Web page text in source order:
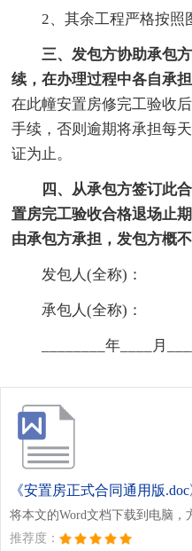
2、其余工程严格按照
三、发包方协助承包
续，在办理过程中各自承担
在此幢安置房修完工验收
手续，否则逾期将承担每
证为止。
四、从承包方签订此
置房完工验收合格退场止
由承包方承担，发包方概不
发包人(全称)：
承包人(全称)：
________年____月
《安置房正式合同通用版.doc
将本文的Word文档下载到电脑，
推荐度：